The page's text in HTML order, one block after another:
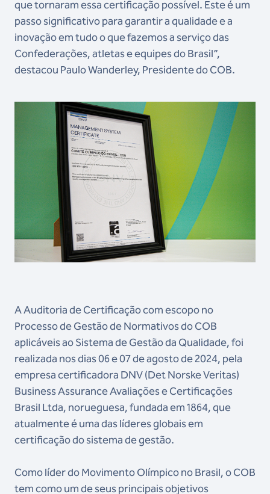
que tornaram essa certificação possível. Este é um
passo significativo para garantir a qualidade e a
inovação em tudo o que fazemos a serviço das
Confederações, atletas e equipes do Brasil”,
destacou Paulo Wanderley, Presidente do COB.
A Auditoria de Certificação com escopo no
Processo de Gestão de Normativos do COB
aplicáveis ao Sistema de Gestão da Qualidade, foi
realizada nos dias 06 e 07 de agosto de 2024, pela
empresa certificadora DNV (Det Norske Veritas)
Business Assurance Avaliações e Certificações
Brasil Ltda, norueguesa, fundada em 1864, que
atualmente é uma das líderes globais em
certificação do sistema de gestão.
Como líder do Movimento Olímpico no Brasil, o COB
tem como um de seus principais objetivos